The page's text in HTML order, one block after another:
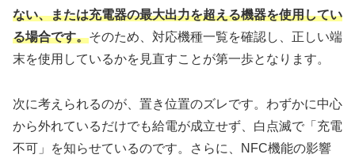
ない、または充電器の最大出力を超える機器を使用してい
る場合です。そのため、対応機種一覧を確認し、正しい端
末を使用しているかを見直すことが第一歩となります。
次に考えられるのが、置き位置のズレです。わずかに中心
から外れているだけでも給電が成立せず、白点滅で「充電
不可」を知らせているのです。さらに、NFC機能の影響